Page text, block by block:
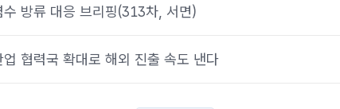
방류 대응 브리핑(313차, 서면)
협력국 확대로 해외 진출 속도 낸다